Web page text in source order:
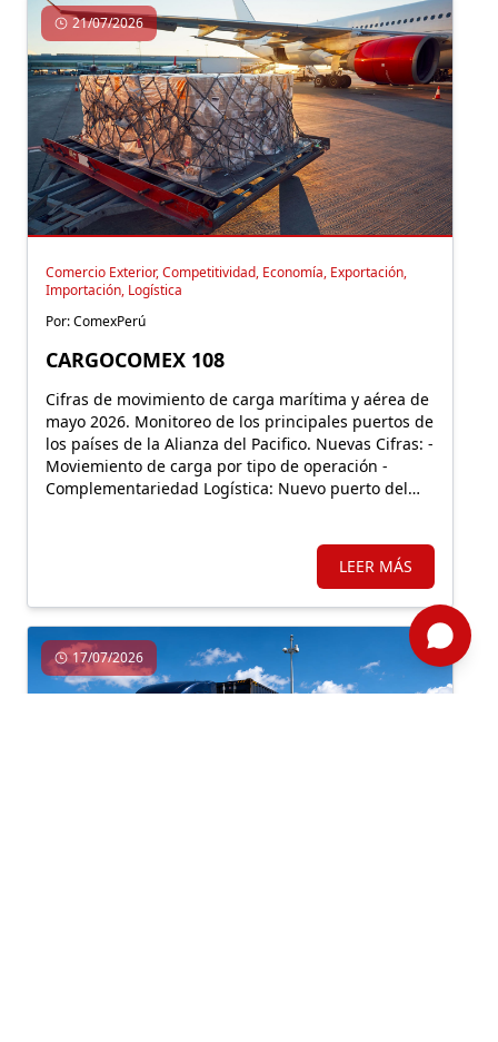
21/07/2026
Comercio Exterior, Competitividad, Economía, Exportación,
Importación, Logística
Por: ComexPerú
CARGOCOMEX 108
Cifras de movimiento de carga marítima y aérea de
mayo 2026. Monitoreo de los principales puertos de
los países de la Alianza del Pacifico. Nuevas Cifras: -
Moviemiento de carga por tipo de operación -
Complementariedad Logística: Nuevo puerto del
LEER MÁS
17/07/2026